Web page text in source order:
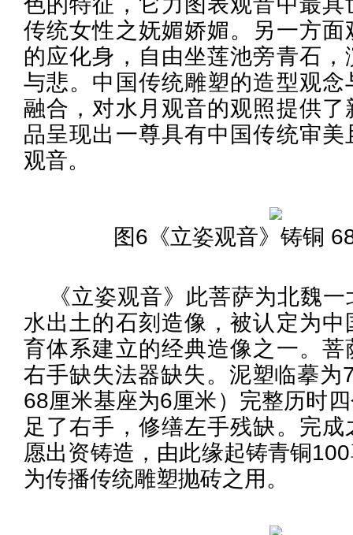
传统女性之妩媚娇媚。另一方
的应化身，自由坐莲池旁青石
与悲。中国传统雕塑的造型观
融合，对水月观音的观照提供
品呈现出一尊具有中国传统审
观音。
图6《立姿观音》铸铜
《立姿观音》此菩萨为北魏
水出土的石刻造像，被认定为
育体系建立的经典造像之一。
右手缺失法器缺失。泥塑临摹为
68厘米基座为6厘米）完整历时
足了右手，修缮左手残缺。完
愿出资铸造，由此缘起铸青铜
为传播传统雕塑抛砖之用。